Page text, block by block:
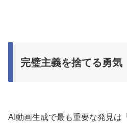
完璧主義を捨てる勇気
AI動画生成で最も重要な発見は